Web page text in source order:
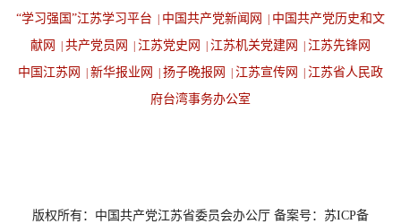
“学习强国”江苏学习平台 中国共产党新闻网
中国共产党历史和文
献网
共产党员网 江苏党史网 江苏机关党建网
江苏先锋网
中国江苏网
新华报业网 扬子晚报网 江苏宣传网
江苏省人民政
府台湾事务办公室
版权所有：中国共产党江苏省委员会办公厅 备案号：苏ICP备